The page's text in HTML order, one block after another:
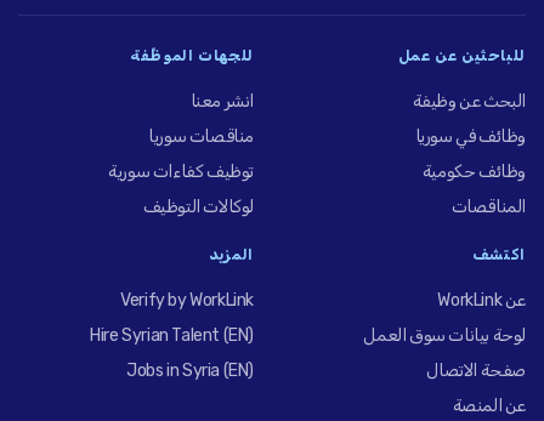
للباحثين عن عمل
البحث عن وظيفة
وظائف في سوريا
وظائف حكومية
المناقصات
للجهات الموظِّفة
انشر معنا
مناقصات سوريا
توظيف كفاءات سورية
لوكالات التوظيف
اكتشف
عن WorkLink
لوحة بيانات سوق العمل
صفحة الاتصال
عن المنصة
المزيد
Verify by WorkLink
Hire Syrian Talent (EN)
Jobs in Syria (EN)